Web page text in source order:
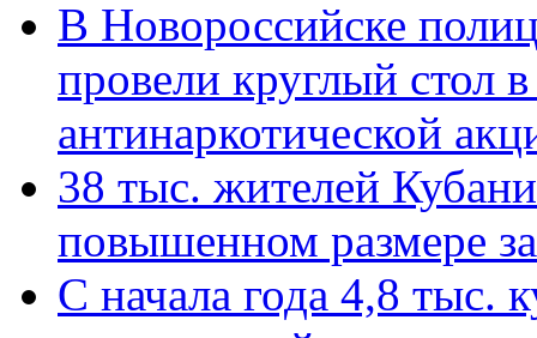
В Новороссийске
провели круглый стол
антинаркотической
38 тыс. жителей
повышенном размере
С начала года 4,8 тыс.